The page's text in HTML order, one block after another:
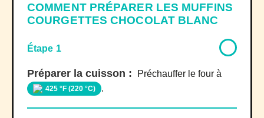
COMMENT PRÉPARER LES MUFFINS
COURGETTES CHOCOLAT BLANC
Étape 1
Préparer la cuisson : Préchauffer le four à
425 °F (220 °C) .